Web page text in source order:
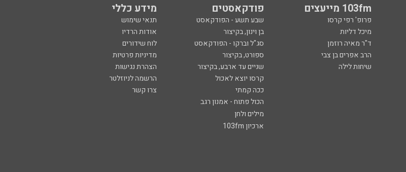
103fm מייעצים פודקאסטים מידע כללי
פרופ' רפי קרסו שבע תשע - הפודקאסט
תנאי שימוש
מיכל דליות בן וינון, בקיצור
אודות הרדיו
ד"ר מאיה רוזמן סג"ל וברקו - הפודקאסט
לוח שידורים
הרב אפרים בן צבי ספורט, בקיצור
מדיניות פרטיות
שיחות לילה שניים עד ארבע, בקיצור
הצהרת נגישות
קרסו יוצא לאכול
הרשמה לניוזלטר
ככה קמתי
צרו קשר
הכול פתוח - אמנון רגב
מילים ולחן
ארכיון 103fm